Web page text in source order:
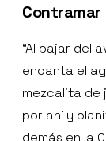
Contramar
“Al bajar del
encanta el
mezcalita de
por ahí y
demás en la